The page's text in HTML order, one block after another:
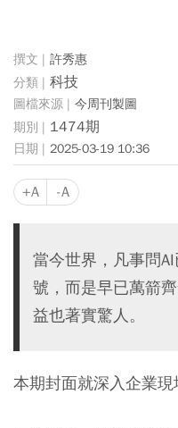
許秀惠
科技
今周刊製圖
1474期
2025-03-19 10:36
+A -A
當今世界，凡事問
號，而是早已萬箭
益也著實驚人。
本期封面就深入企業現